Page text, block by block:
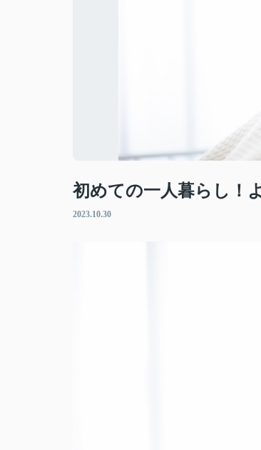
初めての一人暮らし！
2023.10.30